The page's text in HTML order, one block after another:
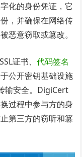
化的身份凭证，它
，并确保在网络传
恶意窃取或篡改。
证书、代码签名
公开密钥基础设施
输安全。DigiCert
过程中参与方的身
第三方的窃听和篡